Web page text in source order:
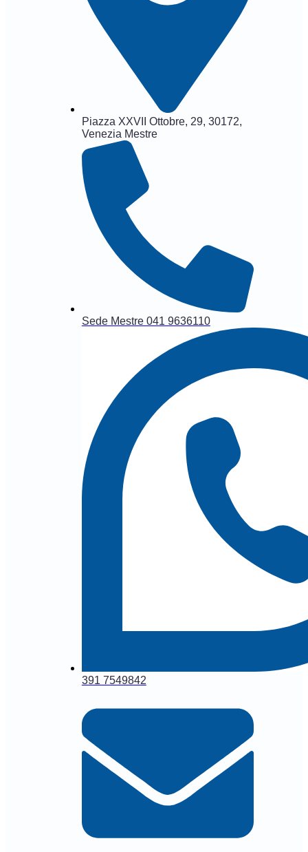
Piazza XXVII Ottobre, 29, 30172,
Venezia Mestre
Sede Mestre 041 9636110
391 7549842